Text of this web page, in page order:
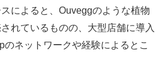
によると、Ouveggのような植物
れているものの、大型店舗に導入
のネットワークや経験によるとこ